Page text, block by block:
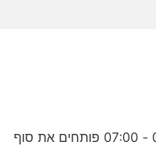
העולם הבוקר בשישי - רגע לפני 06:00 - 07:00 פותחים את סוף